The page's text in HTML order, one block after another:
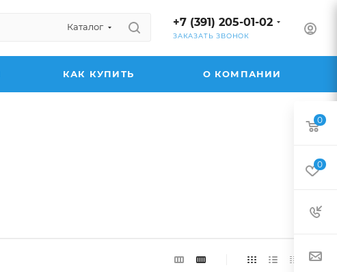
Каталог +7 (391) 205-01-02
ЗАКАЗАТЬ ЗВОНОК
КАК КУПИТЬ О КОМПАНИИ
0
0